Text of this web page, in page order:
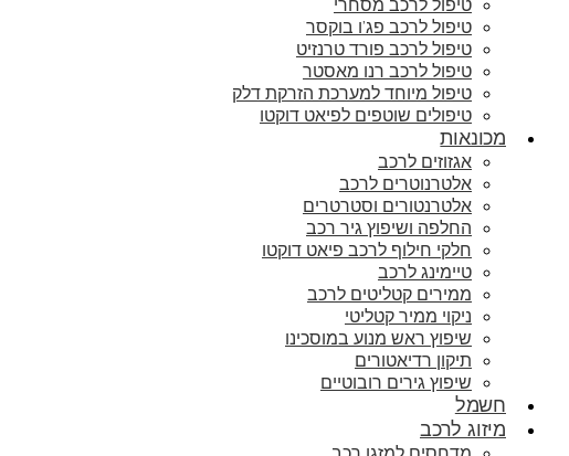
טיפול לרכב מסחרי
טיפול לרכב פג’ו בוקסר
טיפול לרכב פורד טרנזיט
טיפול לרכב רנו מאסטר
טיפול מיוחד למערכת הזרקת דלק
טיפולים שוטפים לפיאט דוקטו
מכונאות
אגזוזים לרכב
אלטרנוטרים לרכב
אלטרנטורים וסטרטרים
החלפה ושיפוץ גיר רכב
חלקי חילוף לרכב פיאט דוקטו
טיימינג לרכב
ממירים קטליטים לרכב
ניקוי ממיר קטליטי
שיפוץ ראש מנוע במוסכינו
תיקון רדיאטורים
שיפוץ גירים רובוטיים
חשמל
מיזוג לרכב